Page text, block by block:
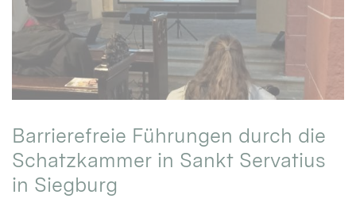
Barrierefreie Führungen durch die
Schatzkammer in Sankt Servatius
in Siegburg